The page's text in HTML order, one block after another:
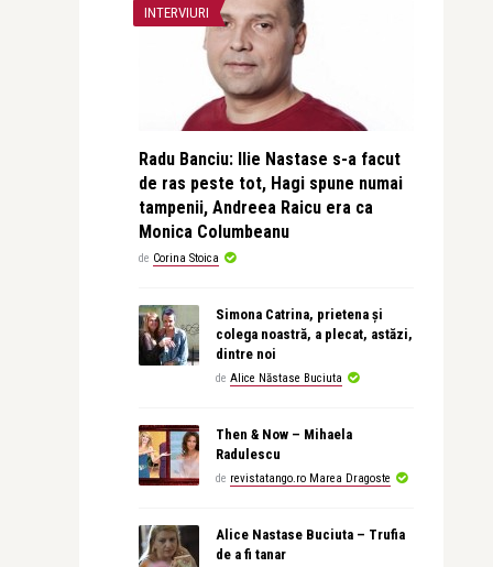
INTERVIURI
Radu Banciu: Ilie Nastase s-a facut
de ras peste tot, Hagi spune numai
tampenii, Andreea Raicu era ca
Monica Columbeanu
de Corina Stoica
Simona Catrina, prietena și
colega noastră, a plecat, astăzi,
dintre noi
de Alice Năstase Buciuta
Then & Now – Mihaela
Radulescu
de revistatango.ro Marea Dragoste
Alice Nastase Buciuta – Trufia
de a fi tanar